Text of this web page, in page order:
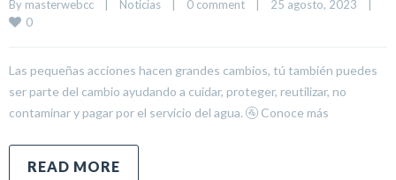
By masterwebcc Noticias 0 comment 25 agosto, 2023
0
Las pequeñas acciones hacen grandes cambios, tú también puedes
ser parte del cambio ayudando a cuidar, proteger, reutilizar, no
contaminar y pagar por el servicio del agua. 🚰 Conoce más
READ MORE